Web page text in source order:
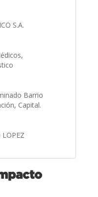
S.A.
Barrio
Capital.
LOPEZ